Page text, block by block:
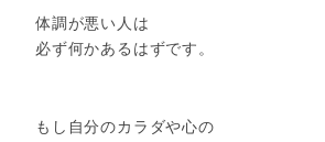
体調が悪い人は
必ず何かあるはずです。
もし自分のカラダや心の